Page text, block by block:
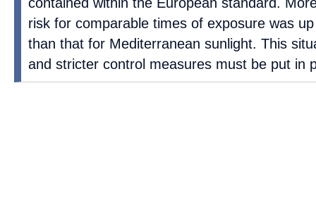
risk for comparable times of exposure was
than that for Mediterranean sunlight. This
and stricter control measures must be put in